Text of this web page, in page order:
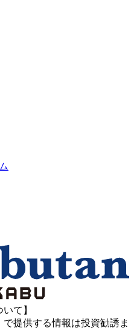
て】
提供する情報は投資勧誘ま